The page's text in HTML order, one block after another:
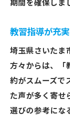
期間を確保しま
教習指導が充
埼玉県さいたま
方々からは、「
約がスムーズで
た声が多く寄せ
選びの参考にな